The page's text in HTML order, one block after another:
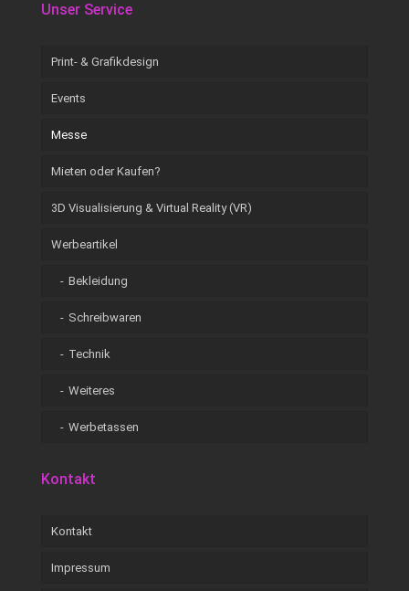
Unser Service
Print- & Grafikdesign
Events
Messe
Mieten oder Kaufen?
3D Visualisierung & Virtual Reality (VR)
Werbeartikel
Bekleidung
Schreibwaren
Technik
Weiteres
Werbetassen
Kontakt
Kontakt
Impressum